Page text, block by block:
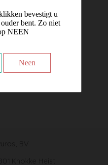
bevestigt u
bent. Zo niet
NEEN
Neen
: € 65,00